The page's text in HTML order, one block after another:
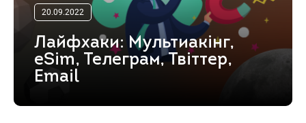
20.09.2022
Лайфхаки: Мультиакінг,
eSim, Телеграм, Твіттер,
Email